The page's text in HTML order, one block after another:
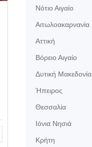
Nότιο Αιγαίο
Αιτωλοακαρνανία
Αττική
Βόρειο Αιγαίο
Δυτική Μακεδονία
Ήπειρος
Θεσσαλία
Ιόνια Νησιά
Κρήτη